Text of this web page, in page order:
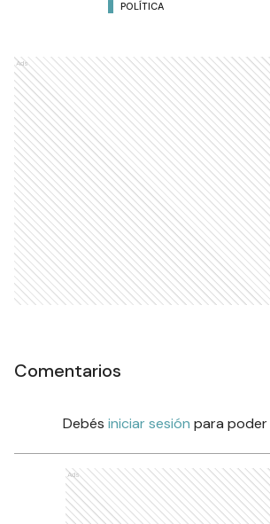
ordenaba
POLÍTICA
Ads
Debés iniciar sesiónpara poder